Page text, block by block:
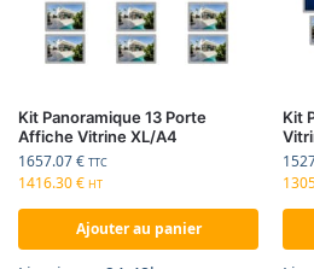
Kit Panoramique 13 Porte
Affiche Vitrine XL/A4
1657.07€ TTC
1416.30€ HT
Ajouter au panier
Kit